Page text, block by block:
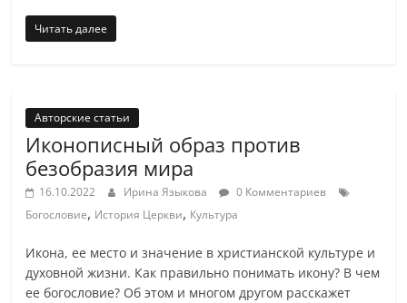
Читать далее
Авторские статьи
Иконописный образ против
безобразия мира
16.10.2022 Ирина Языкова
0 Комментариев
Богословие, История Церкви, Культура
Икона, ее место и значение в христианской культуре и
духовной жизни. Как правильно понимать икону? В чем
ее богословие? Об этом и многом другом расскажет